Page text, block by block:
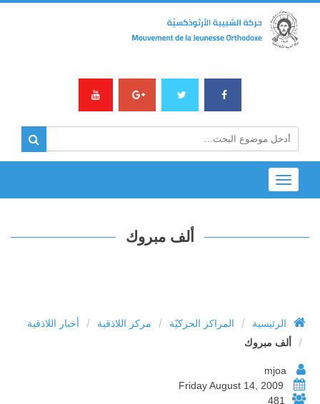
Toggle
navigation
ألف مبروك
الرئيسية / المراكز الحركيّة / مركز اللاذقية / أخبار اللاذقية
/ ألف مبروك
481